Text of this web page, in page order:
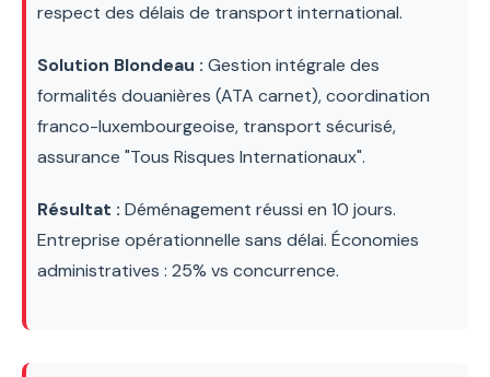
respect des délais de transport international.
Solution Blondeau : Gestion intégrale des
formalités douanières (ATA carnet), coordination
franco-luxembourgeoise, transport sécurisé,
assurance "Tous Risques Internationaux".
Résultat : Déménagement réussi en 10 jours.
Entreprise opérationnelle sans délai. Économies
administratives : 25% vs concurrence.